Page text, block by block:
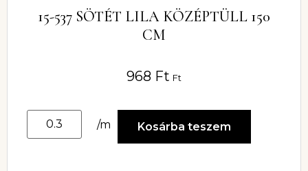
15-537 SÖTÉT LILA KÖZÉPTÜLL 150
CM
968 Ft Ft
/m Kosárba teszem